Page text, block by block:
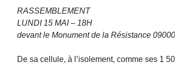
RASSEMBLEMENT
LUNDI 15 MAI – 18H
devant le Monument de la Résistance
De sa cellule, à l’isolement, comme ses 1